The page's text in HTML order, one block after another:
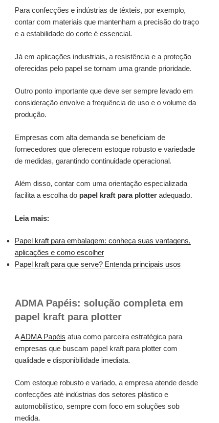
Para confecções e indústrias de têxteis, por exemplo,
contar com materiais que mantenham a precisão do traço
e a estabilidade do corte é essencial.
Já em aplicações industriais, a resistência e a proteção
oferecidas pelo papel se tornam uma grande prioridade.
Outro ponto importante que deve ser sempre levado em
consideração envolve a frequência de uso e o volume da
produção.
Empresas com alta demanda se beneficiam de
fornecedores que oferecem estoque robusto e variedade
de medidas, garantindo continuidade operacional.
Além disso, contar com uma orientação especializada
facilita a escolha do papel kraft para plotter adequado.
Leia mais:
Papel kraft para embalagem: conheça suas vantagens,
aplicações e como escolher
Papel kraft para que serve? Entenda principais usos
ADMA Papéis: solução completa em
papel kraft para plotter
AADMA Papéis atua como parceira estratégica para
empresas que buscam papel kraft para plotter com
qualidade e disponibilidade imediata.
Com estoque robusto e variado, a empresa atende desde
confecções até indústrias dos setores plástico e
automobilístico, sempre com foco em soluções sob
medida.